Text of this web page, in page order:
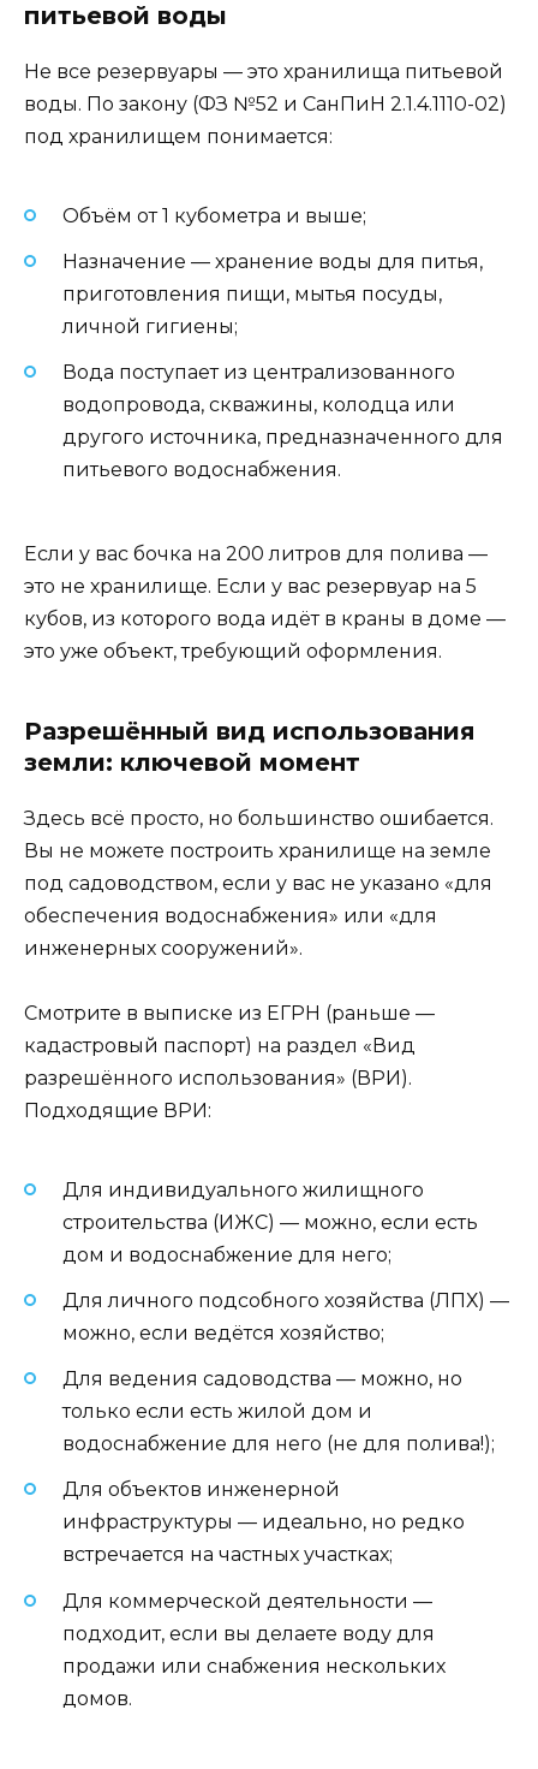
питьевой воды
Не все резервуары — это хранилища питьевой
воды. По закону (ФЗ №52 и СанПиН 2.1.4.1110-02)
под хранилищем понимается:
Объём от 1 кубометра и выше;
Назначение — хранение воды для питья,
приготовления пищи, мытья посуды,
личной гигиены;
Вода поступает из централизованного
водопровода, скважины, колодца или
другого источника, предназначенного для
питьевого водоснабжения.
Если у вас бочка на 200 литров для полива —
это не хранилище. Если у вас резервуар на 5
кубов, из которого вода идёт в краны в доме —
это уже объект, требующий оформления.
Разрешённый вид использования
земли: ключевой момент
Здесь всё просто, но большинство ошибается.
Вы не можете построить хранилище на земле
под садоводством, если у вас не указано «для
обеспечения водоснабжения» или «для
инженерных сооружений».
Смотрите в выписке из ЕГРН (раньше —
кадастровый паспорт) на раздел «Вид
разрешённого использования» (ВРИ).
Подходящие ВРИ:
Для индивидуального жилищного
строительства (ИЖС) — можно, если есть
дом и водоснабжение для него;
Для личного подсобного хозяйства (ЛПХ) —
можно, если ведётся хозяйство;
Для ведения садоводства — можно, но
только если есть жилой дом и
водоснабжение для него (не для полива!);
Для объектов инженерной
инфраструктуры — идеально, но редко
встречается на частных участках;
Для коммерческой деятельности —
подходит, если вы делаете воду для
продажи или снабжения нескольких
домов.